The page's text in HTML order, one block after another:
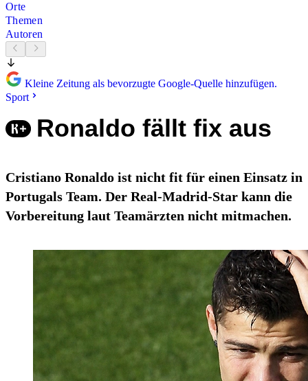
Orte
Themen
Autoren
Kleine Zeitung als bevorzugte Google-Quelle hinzufügen.
Sport
Ronaldo fällt fix aus
Cristiano Ronaldo ist nicht fit für einen Einsatz in
Portugals Team. Der Real-Madrid-Star kann die
Vorbereitung laut Teamärzten nicht mitmachen.